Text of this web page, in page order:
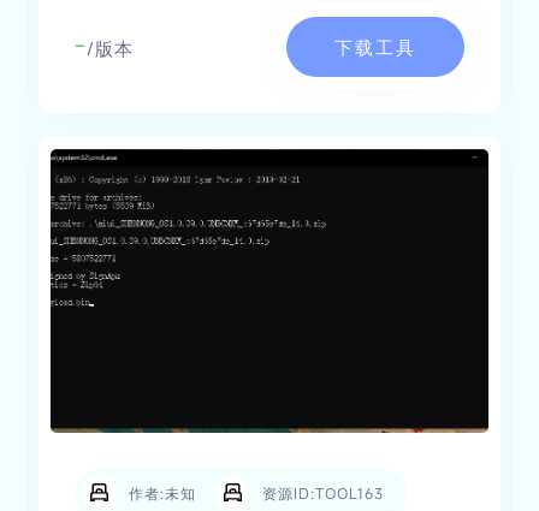
-/版本 下载工具
作者:未知 资源ID:TOOL163